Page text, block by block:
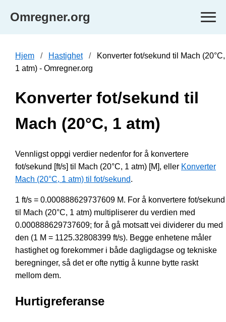
Omregner.org
Hjem Hastighet
Konverter fot/sekund til Mach (20°C,
1 atm) - Omregner.org
Konverter fot/sekund til
Mach (20°C, 1 atm)
Vennligst oppgi verdier nedenfor for å konvertere
fot/sekund [ft/s] til Mach (20°C, 1 atm) [M], eller Konverter
Mach (20°C, 1 atm) til fot/sekund.
1 ft/s = 0.000888629737609 M. For å konvertere fot/sekund
til Mach (20°C, 1 atm) multipliserer du verdien med
0.000888629737609; for å gå motsatt vei dividerer du med
den (1 M = 1125.32808399 ft/s). Begge enhetene måler
hastighet og forekommer i både dagligdagse og tekniske
beregninger, så det er ofte nyttig å kunne bytte raskt
mellom dem.
Hurtigreferanse